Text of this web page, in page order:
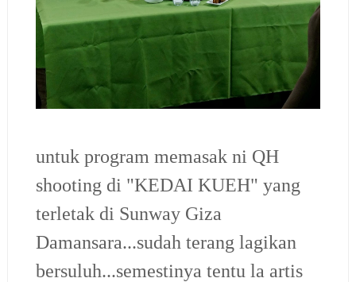
untuk program memasak ni QH
shooting di "KEDAI KUEH" yang
terletak di Sunway Giza
Damansara...sudah terang lagikan
bersuluh...semestinya tentu la artis